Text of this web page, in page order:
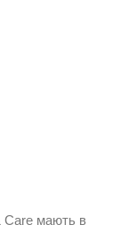
Care мають в